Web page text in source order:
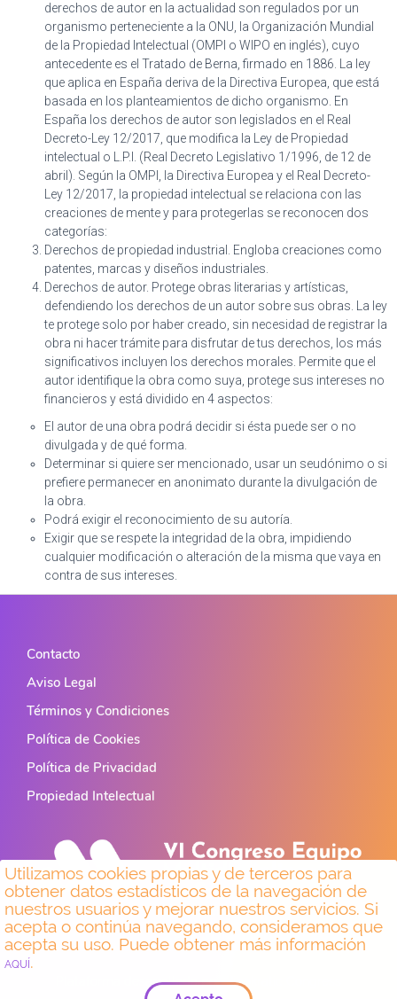
derechos de autor en la actualidad son regulados por un
organismo perteneciente a la ONU, la Organización Mundial
de la Propiedad Intelectual (OMPI o WIPO en inglés), cuyo
antecedente es el Tratado de Berna, firmado en 1886. La ley
que aplica en España deriva de la Directiva Europea, que está
basada en los planteamientos de dicho organismo. En
España los derechos de autor son legislados en el Real
Decreto-Ley 12/2017, que modifica la Ley de Propiedad
intelectual o L.P.I. (Real Decreto Legislativo 1/1996, de 12 de
abril). Según la OMPI, la Directiva Europea y el Real Decreto-
Ley 12/2017, la propiedad intelectual se relaciona con las
creaciones de mente y para protegerlas se reconocen dos
categorías:
Derechos de propiedad industrial. Engloba creaciones como
patentes, marcas y diseños industriales.
Derechos de autor. Protege obras literarias y artísticas,
defendiendo los derechos de un autor sobre sus obras. La ley
te protege solo por haber creado, sin necesidad de registrar la
obra ni hacer trámite para disfrutar de tus derechos, los más
significativos incluyen los derechos morales. Permite que el
autor identifique la obra como suya, protege sus intereses no
financieros y está dividido en 4 aspectos:
El autor de una obra podrá decidir si ésta puede ser o no
divulgada y de qué forma.
Determinar si quiere ser mencionado, usar un seudónimo o si
prefiere permanecer en anonimato durante la divulgación de
la obra.
Podrá exigir el reconocimiento de su autoría.
Exigir que se respete la integridad de la obra, impidiendo
cualquier modificación o alteración de la misma que vaya en
contra de sus intereses.
Contacto
Aviso Legal
Términos y Condiciones
Política de Cookies
Política de Privacidad
Propiedad Intelectual
Plataforma desarrollada por Hipokratic Congress
Utilizamos cookies propias y de terceros para
obtener datos estadísticos de la navegación de
nuestros usuarios y mejorar nuestros servicios. Si
acepta o continúa navegando, consideramos que
acepta su uso. Puede obtener más información
AQUÍ .